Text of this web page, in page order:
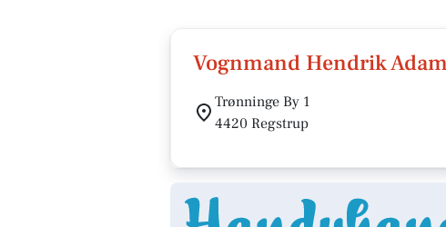
Vognmand Hendrik
Trønninge By 1
4420 Regstrup